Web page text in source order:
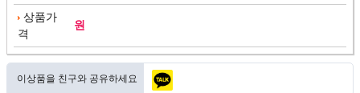
상품가
격
원
이상품을 친구와 공유하세요